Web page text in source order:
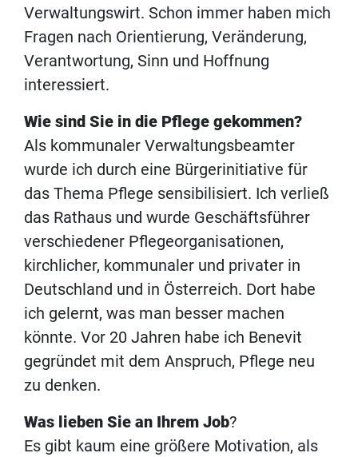
Verwaltungswirt. Schon immer haben mich
Fragen nach Orientierung, Veränderung,
Verantwortung, Sinn und Hoffnung
interessiert.
Wie sind Sie in die Pflege gekommen?
Als kommunaler Verwaltungsbeamter
wurde ich durch eine Bürgerinitiative für
das Thema Pflege sensibilisiert. Ich verließ
das Rathaus und wurde Geschäftsführer
verschiedener Pflegeorganisationen,
kirchlicher, kommunaler und privater in
Deutschland und in Österreich. Dort habe
ich gelernt, was man besser machen
könnte. Vor 20 Jahren habe ich Benevit
gegründet mit dem Anspruch, Pflege neu
zu denken.
Was lieben Sie an Ihrem Job?
Es gibt kaum eine größere Motivation, als